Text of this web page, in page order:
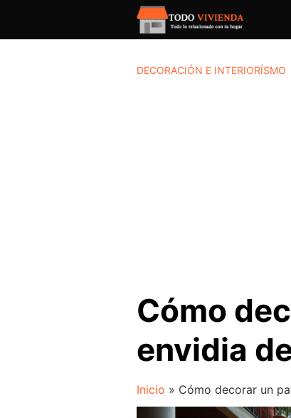
contenido
DECORACIÓN E INTERIORÍSMO
Cómo
envidia
Inicio » Cómo decorar un